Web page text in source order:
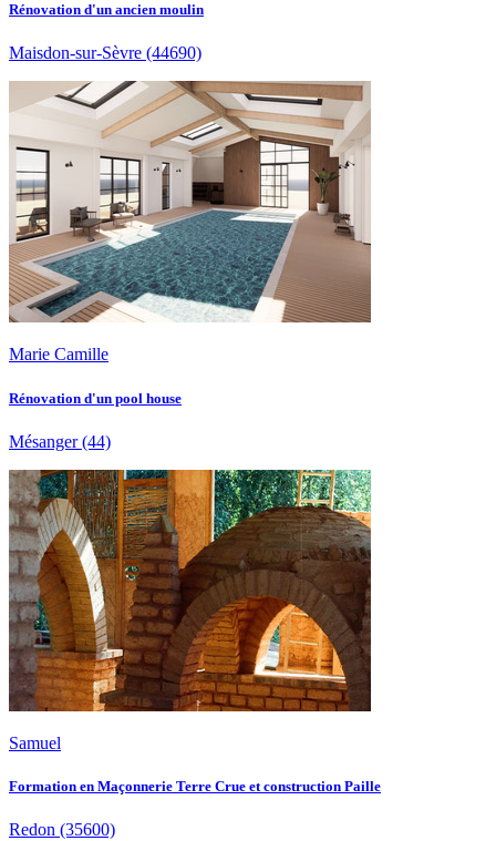
Rénovation d'un ancien moulin
Maisdon-sur-Sèvre (44690)
Marie Camille
Rénovation d'un pool house
Mésanger(44)
Samuel
Formation en Maçonnerie Terre Crue et construction Paille
Redon (35600)